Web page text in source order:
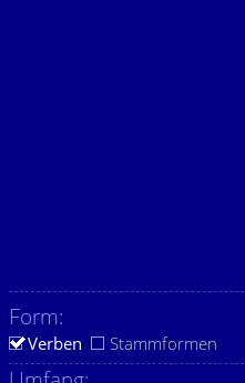
Form:
Verben Stammformen